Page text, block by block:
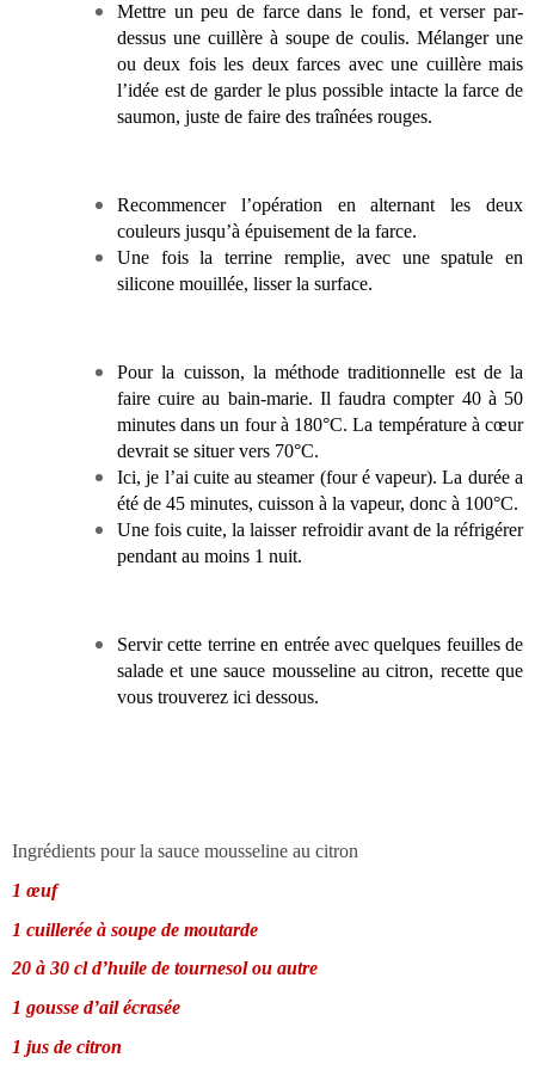
Mettre un peu de farce dans le fond, et verser par-
dessus une cuillère à soupe de coulis. Mélanger une
ou deux fois les deux farces avec une cuillère mais
l’idée est de garder le plus possible intacte la farce de
saumon, juste de faire des traînées rouges.
Recommencer l’opération en alternant les deux
couleurs jusqu’à épuisement de la farce.
Une fois la terrine remplie, avec une spatule en
silicone mouillée, lisser la surface.
Pour la cuisson, la méthode traditionnelle est de la
faire cuire au bain-marie. Il faudra compter 40 à 50
minutes dans un four à 180°C. La température à cœur
devrait se situer vers 70°C.
Ici, je l’ai cuite au steamer (four é vapeur). La durée a
été de 45 minutes, cuisson à la vapeur, donc à 100°C.
Une fois cuite, la laisser refroidir avant de la réfrigérer
pendant au moins 1 nuit.
Servir cette terrine en entrée avec quelques feuilles de
salade et une sauce mousseline au citron, recette que
vous trouverez ici dessous.
Ingrédients pour la sauce mousseline au citron
1 œuf
1 cuillerée à soupe de moutarde
20 à 30 cl d’huile de tournesol ou autre
1 gousse d’ail écrasée
1 jus de citron